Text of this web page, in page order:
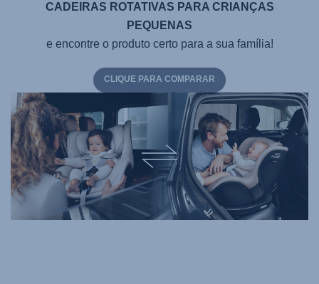
CADEIRAS ROTATIVAS PARA CRIANÇAS
PEQUENAS
e encontre o produto certo para a sua família!
CLIQUE PARA COMPARAR